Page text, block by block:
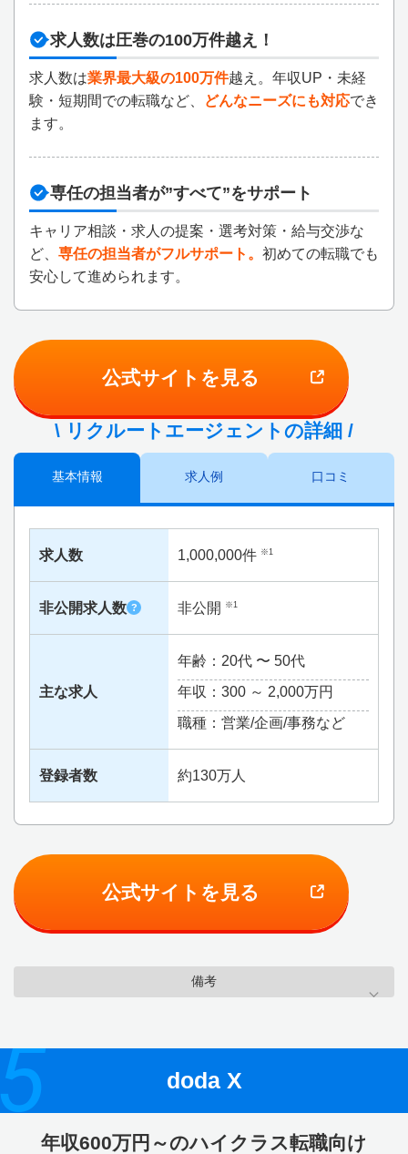
求人数は圧巻の100万件越え！
求人数は業界最大級の100万件越え。年収UP・未経
験・短期間での転職など、
どんなニーズにも対応でき
ます。
専任の担当者が”すべて”をサポート
キャリア相談・求人の提案・選考対策・給与交渉な
ど、 専任の担当者がフルサポート。 初めての転職でも
安心して進められます。
公式サイトを見る
\ リクルートエージェントの詳細 /
基本情報 求人例 口コミ
求人数 1,000,000件 ※1
非公開求人数 ? 非公開 ※1
主な求人
年齢：20代 〜 50代
年収：300 ～ 2,000万円
職種：営業/企画/事務など
登録者数 約130万人
公式サイトを見る
備考
doda X
年収600万円～のハイクラス転職向け